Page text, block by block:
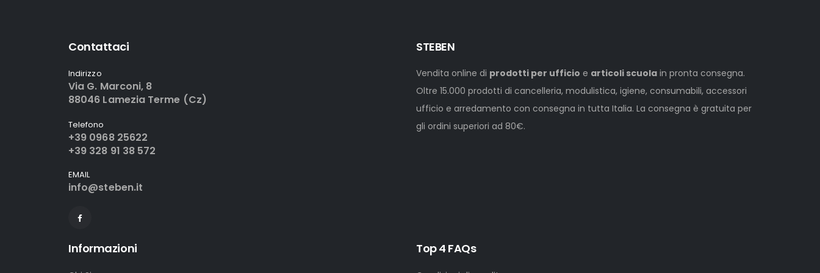
Contattaci
Indirizzo
Via G. Marconi, 8
88046 Lamezia Terme (Cz)
Telefono
+39 0968 25622
+39 328 91 38 572
EMAIL
info@steben.it
STEBEN
Vendita online di prodotti per ufficio e articoli scuola in pronta consegna.
Oltre 15.000 prodotti di cancelleria, modulistica, igiene, consumabili, accessori
ufficio e arredamento con consegna in tutta Italia. La consegna è gratuita per
gli ordini superiori ad 80€.
Informazioni Top 4 FAQs